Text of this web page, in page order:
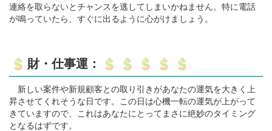
連絡を取らないとチャンスを逃してしまいかねません。特に電話
が鳴っていたら、すぐに出るように心がけましょう。
財・仕事運：
新しい案件や新規顧客との取り引きがあなたの運気を大きく上
昇させてくれそうな日です。この日は心機一転の運気が上がって
きていますので、これはあなたにとってまさに絶妙のタイミング
となるはずです。